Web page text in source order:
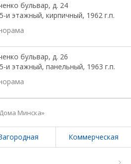
бульвар, д. 24
и этажный, кирпичный, 1962 г.п.
бульвар, д. 26
и этажный, панельный, 1963 г.п.
Минска»
Коммерческая